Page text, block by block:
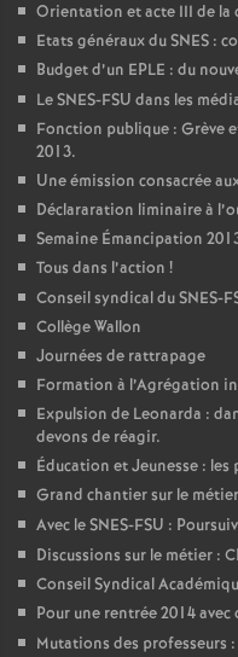
Orientation et acte III de la
Etats généraux du SNES :
Budget d’un EPLE : du
Le SNES-FSU dans les
Fonction publique : Grève
2013.
Une émission consacrée
Déclararation liminaire à
Semaine Émancipation
Tous dans l’action !
Conseil syndical du SNES-
Collège Wallon
Journées de rattrapage
Formation à l’Agrégation
Expulsion de Leonarda :
devons de réagir.
Éducation et Jeunesse :
Grand chantier sur le
Avec le SNES-FSU :
Discussions sur le métier :
Conseil Syndical
Pour une rentrée 2014
Mutations des professeurs